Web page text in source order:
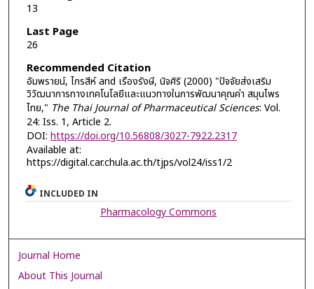
13
Last Page
26
Recommended Citation
อัมพรายน์, ไกรสีห์ and เรืองรังษี, นิจศิริ (2000) "ปัจจัยส่งเสริม
วิวัฒนาการทางเทคโนโลยีและแนวทางในการพัฒนาคุณค่า สมุนไพร
ไทย," The Thai Journal of Pharmaceutical Sciences: Vol.
24: Iss. 1, Article 2.
DOI: https://doi.org/10.56808/3027-7922.2317
Available at:
https://digital.car.chula.ac.th/tjps/vol24/iss1/2
INCLUDED IN
Pharmacology Commons
Journal Home
About This Journal